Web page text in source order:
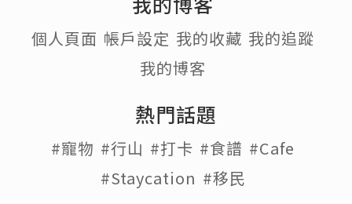
個人頁面 帳戶設定 我的收藏 我的追蹤
我的博客
熱門話題
#寵物 #行山 #打卡 #食譜 #Cafe
#Staycation #移民